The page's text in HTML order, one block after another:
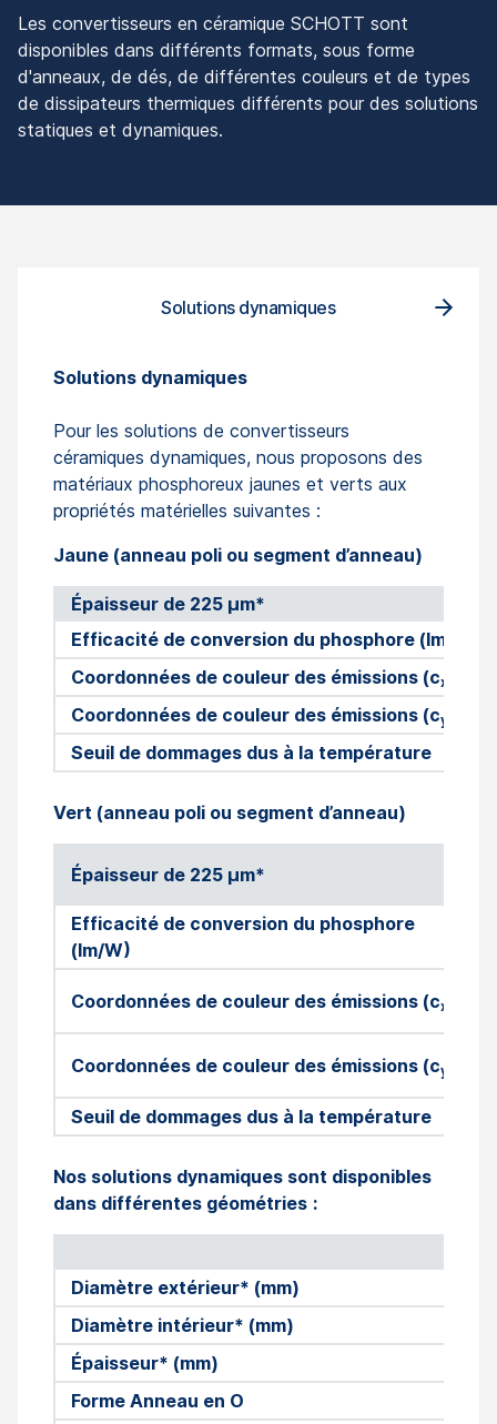
Les convertisseurs en céramique SCHOTT sont
disponibles dans différents formats, sous forme
d'anneaux, de dés, de différentes couleurs et de types
de dissipateurs thermiques différents pour des solutions
statiques et dynamiques.
Solutions dynamiques
Solutions dynamiques
Pour les solutions de convertisseurs
céramiques dynamiques, nous proposons des
matériaux phosphoreux jaunes et verts aux
propriétés matérielles suivantes :
Jaune (anneau poli ou segment d’anneau)
Épaisseur de 225 µm*
Efficacité de conversion du phosphore (lm/W)
Coordonnées de couleur des émissions (cx
Coordonnées de couleur des émissions (cy
Seuil de dommages dus à la température
Vert (anneau poli ou segment d’anneau)
Épaisseur de 225 µm*
Efficacité de conversion du phosphore
(lm/W)
Coordonnées de couleur des émissions (cx
Coordonnées de couleur des émissions (cy
Seuil de dommages dus à la température
Nos solutions dynamiques sont disponibles
dans différentes géométries :
Diamètre extérieur* (mm)
Diamètre intérieur* (mm)
Épaisseur* (mm)
Forme Anneau en O